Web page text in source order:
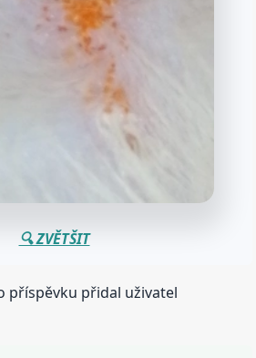
🔍 ZVĚTŠIT
příspěvku přidal uživatel